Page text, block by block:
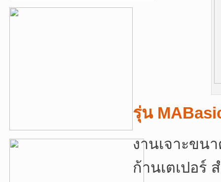
รุ่น
งานเจาะขน
ก้านเตเปอร์